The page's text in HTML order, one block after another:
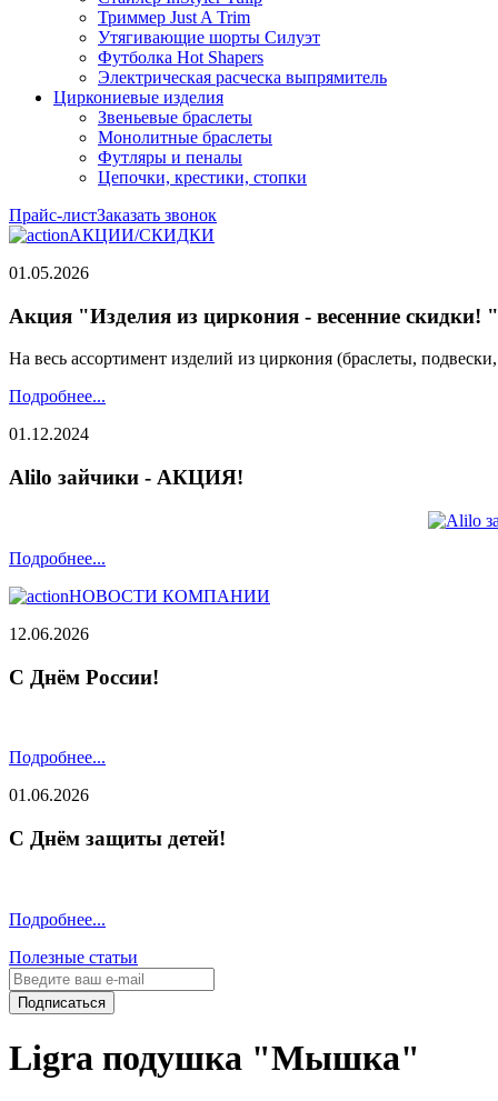
Триммер Just A Trim
Утягивающие шорты Силуэт
Футболка Hot Shapers
Электрическая расческа выпрямитель
Циркониевые изделия
Звеньевые браслеты
Монолитные браслеты
Футляры и пеналы
Цепочки, крестики, стопки
Прайс-листЗаказать звонок
АКЦИИ/СКИДКИ
01.05.2026
Акция "Изделия из циркония - весенние скидки! "
На весь ассортимент изделий из циркония (браслеты,
Подробнее...
01.12.2024
Alilo зайчики - АКЦИЯ!
Подробнее...
НОВОСТИ КОМПАНИИ
12.06.2026
С Днём России!
Подробнее...
01.06.2026
С Днём защиты детей!
Подробнее...
Полезные статьи
Подписаться
Ligra подушка "Мышка"